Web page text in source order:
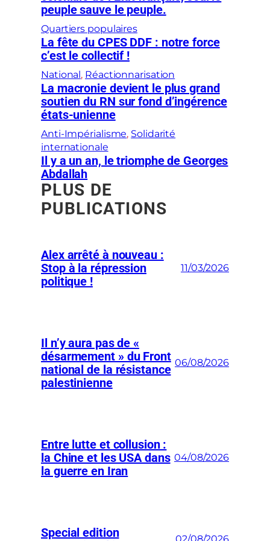
peuple sauve le peuple.
Quartiers populaires
La fête du CPES DDF : notre force
c’est le collectif !
National , Réactionnarisation
La macronie devient le plus grand
soutien du RN sur fond d’ingérence
états-unienne
Anti-Impérialisme, Solidarité
internationale
Il y a un an, le triomphe de Georges
Abdallah
PLUS DE
PUBLICATIONS
Alex arrêté à nouveau :
Stop à la répression
politique !
11/03/2026
Il n’y aura pas de «
désarmement » du Front
national de la résistance
palestinienne
06/08/2026
Entre lutte et collusion :
la Chine et les USA dans
la guerre en Iran
04/08/2026
Special edition